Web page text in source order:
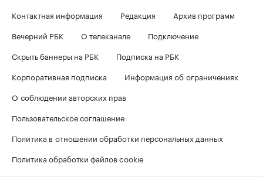
Контактная информация Редакция
Архив программ
Вечерний РБК
О телеканале
Подключение
Скрыть баннеры на РБК
Подписка на РБК
Корпоративная подписка
Информация об ограничениях
О соблюдении авторских прав
Пользовательское соглашение
Политика в отношении обработки персональных данных
Политика обработки файлов cookie